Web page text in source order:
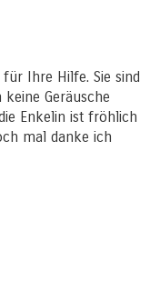
Ihre Hilfe. Sie sind
Geräusche
Enkelin ist fröhlich
mal danke ich